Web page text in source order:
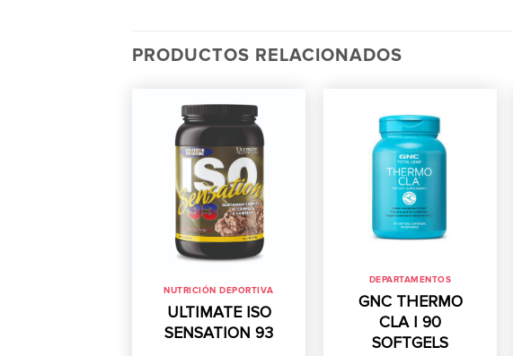
PRODUCTOS RELACIONADOS
NUTRICIÓN DEPORTIVA
ULTIMATE ISO
SENSATION 93
DEPARTAMENTOS
GNC THERMO
CLA | 90
SOFTGELS